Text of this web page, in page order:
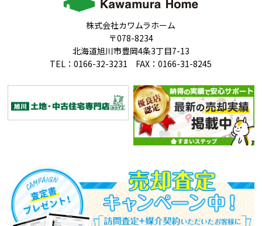
株式会社カワムラホーム
〒078-8234
北海道旭川市豊岡4条3丁目7-13
TEL：0166-32-3231 FAX：0166-31-8245